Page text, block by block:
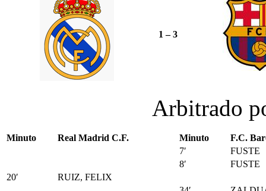
1 – 3
Arbitrado
Minuto Real Madrid C.F. Minuto
F.C.
7′
FUSTE
8′
FUSTE
20′
RUIZ, FELIX